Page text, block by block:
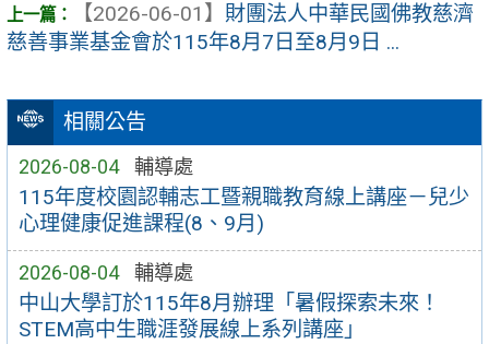
相關公告
2026-08-04 輔導處
115年度校園認輔志工暨親職教育線上講座－兒少
心理健康促進課程(8、9月)
2026-08-04 輔導處
中山大學訂於115年8月辦理「暑假探索未來！
STEM高中生職涯發展線上系列講座」
【2026-06-01】 財團法人中華民國佛教慈濟
慈善事業基金會於115年8月7日至8月9日 ...